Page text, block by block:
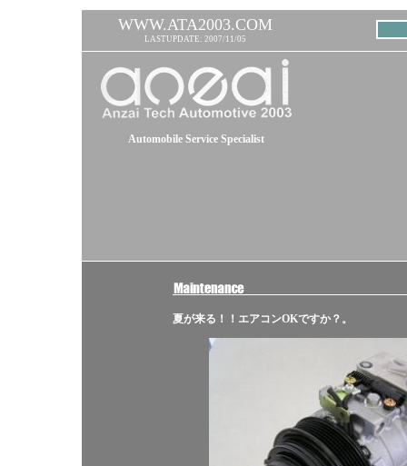
WWW.ATA2003.COM
LASTUPDATE: 2007/11/05
Automobile Service Specialist
夏が来る！！エアコンOKですか？。